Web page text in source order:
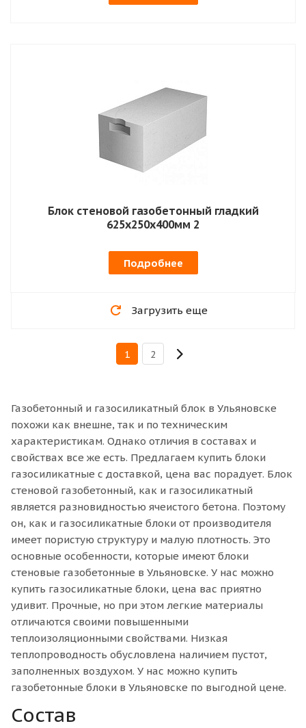
Блок стеновой газобетонный гладкий
625х250х400мм 2
Подробнее
Загрузить еще
1 2
Газобетонный и газосиликатный блок в Ульяновске
похожи как внешне, так и по техническим
характеристикам. Однако отличия в составах и
свойствах все же есть. Предлагаем купить блоки
газосиликатные с доставкой, цена вас порадует. Блок
стеновой газобетонный, как и газосиликатный
является разновидностью ячеистого бетона. Поэтому
он, как и газосиликатные блоки от производителя
имеет пористую структуру и малую плотность. Это
основные особенности, которые имеют блоки
стеновые газобетонные в Ульяновске. У нас можно
купить газосиликатные блоки, цена вас приятно
удивит. Прочные, но при этом легкие материалы
отличаются своими повышенными
теплоизоляционными свойствами. Низкая
теплопроводность обусловлена наличием пустот,
заполненных воздухом. У нас можно купить
газобетонные блоки в Ульяновске по выгодной цене.
Состав